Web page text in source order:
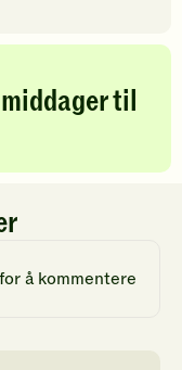
til
for å kommentere